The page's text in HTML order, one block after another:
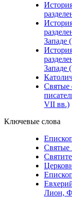
Западе
Западе
Святые
VII вв.)
Ключевые слова
Святые
Лион,